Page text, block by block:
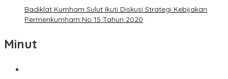
Badiklat Kumham Sulut Ikuti Diskusi Strategi Kebijakan
Permenkumham No 15 Tahun 2020
Minut